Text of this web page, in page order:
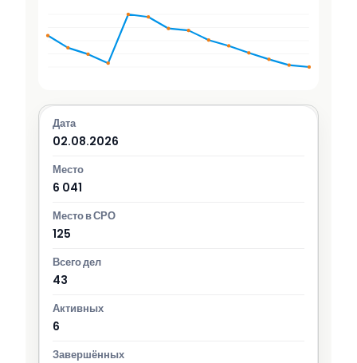
02.08.2026
6 041
125
43
6